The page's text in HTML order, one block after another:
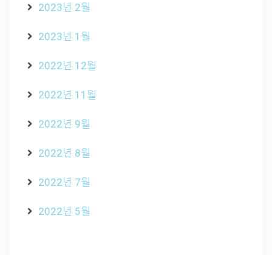
2023년 2월
2023년 1월
2022년 12월
2022년 11월
2022년 9월
2022년 8월
2022년 7월
2022년 5월